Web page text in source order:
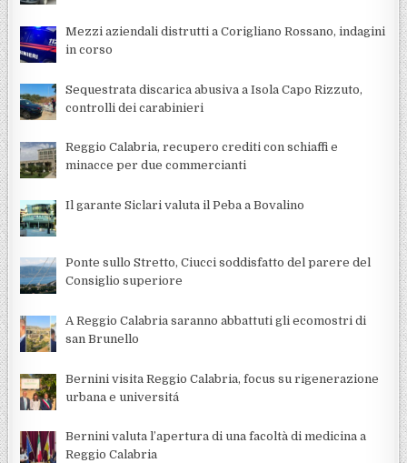
Mezzi aziendali distrutti a Corigliano Rossano, indagini
in corso
Sequestrata discarica abusiva a Isola Capo Rizzuto,
controlli dei carabinieri
Reggio Calabria, recupero crediti con schiaffi e
minacce per due commercianti
Il garante Siclari valuta il Peba a Bovalino
Ponte sullo Stretto, Ciucci soddisfatto del parere del
Consiglio superiore
A Reggio Calabria saranno abbattuti gli ecomostri di
san Brunello
Bernini visita Reggio Calabria, focus su rigenerazione
urbana e universitá
Bernini valuta l’apertura di una facoltà di medicina a
Reggio Calabria